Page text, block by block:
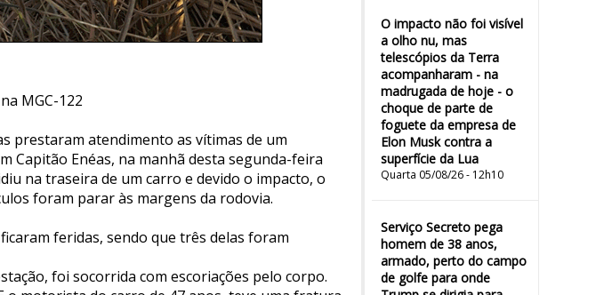
O impacto não foi visível
a olho nu, mas
telescópios da Terra
acompanharam - na
madrugada de hoje - o
choque de parte de
foguete da empresa de
Elon Musk contra a
superfície da Lua
Quarta 05/08/26 - 12h10
Serviço Secreto pega
homem de 38 anos,
armado, perto do campo
de golfe para onde
MGC-122
prestaram atendimento as vítimas de um
Capitão Enéas, na manhã desta segunda-feira
na traseira de um carro e devido o impacto, o
foram parar às margens da rodovia.
feridas, sendo que três delas foram
foi socorrida com escoriações pelo corpo.